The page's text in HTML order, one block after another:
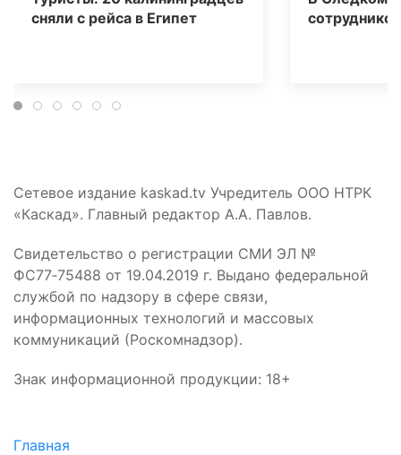
сняли с рейса в Египет
Сетевое издание kaskad.tv Учредитель ООО НТРК
«Каскад». Главный редактор А.А. Павлов.
Свидетельство о регистрации СМИ ЭЛ №
ФС77‑75488 от 19.04.2019 г. Выдано федеральной
службой по надзору в сфере связи,
информационных технологий и массовых
коммуникаций (Роскомнадзор).
Знак информационной продукции: 18+
Главная